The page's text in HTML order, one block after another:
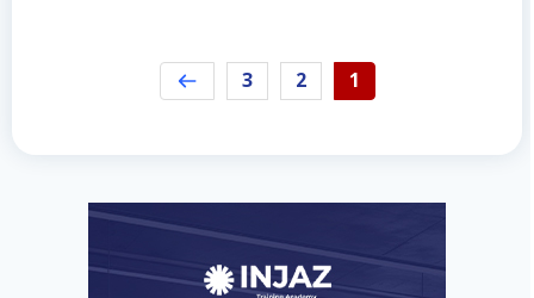
1
2
3